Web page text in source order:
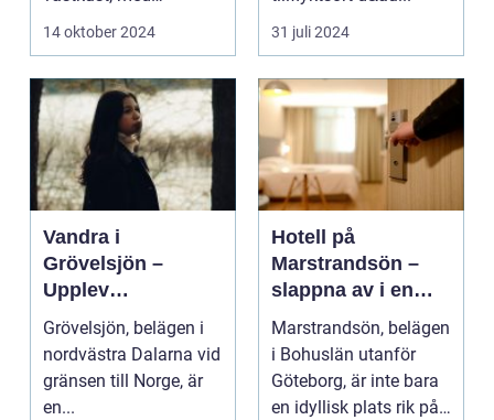
fantastis...
14 oktober 2024 31 juli 2024
Vandra i
Grövelsjön –
Upplev
spektakulär natur
och
vildmarksupplevel
ser på nära håll
Grövelsjön, belägen i
nordvästra Dalarna vid
gränsen till Norge, är
en...
Hotell på
Marstrandsön –
slappna av i en
oas vid havet
Marstrandsön, belägen
i Bohuslän utanför
Göteborg, är inte bara
en idyllisk plats rik på